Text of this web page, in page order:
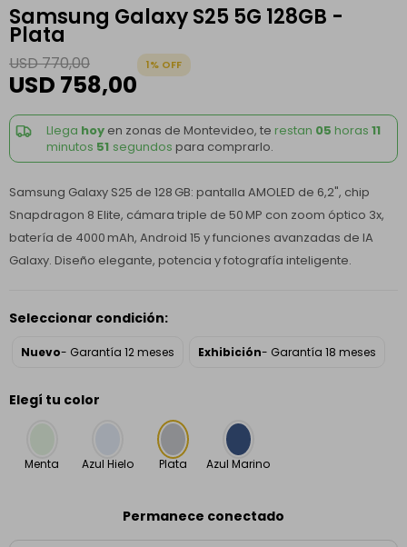
Samsung Galaxy S25 5G 128GB -
Plata
USD 758,00
USD770,00 1
Llega hoy en zonas de Montevideo, te restan 05 horas 11
minutos 51 segundos para comprarlo.
Samsung Galaxy S25 de 128 GB: pantalla AMOLED de 6,2", chip
Snapdragon 8 Elite, cámara triple de 50 MP con zoom óptico 3x,
batería de 4000 mAh, Android 15 y funciones avanzadas de IA
Galaxy. Diseño elegante, potencia y fotografía inteligente.
Seleccionar condición:
Nuevo- Garantía 12 meses Exhibición- Garantía 18 meses
Elegí tu color
Menta Azul Hielo Plata Azul Marino
Permanece conectado